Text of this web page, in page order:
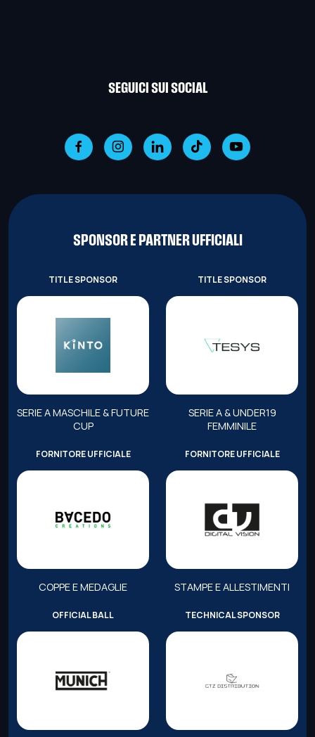
SEGUICI SUI SOCIAL
SPONSOR E PARTNER UFFICIALI
TITLE SPONSOR
SERIE A MASCHILE & FUTURE
CUP
TITLE SPONSOR
SERIE A & UNDER19
FEMMINILE
FORNITORE UFFICIALE
COPPE E MEDAGLIE
FORNITORE UFFICIALE
STAMPE E ALLESTIMENTI
OFFICIAL BALL TECHNICAL SPONSOR